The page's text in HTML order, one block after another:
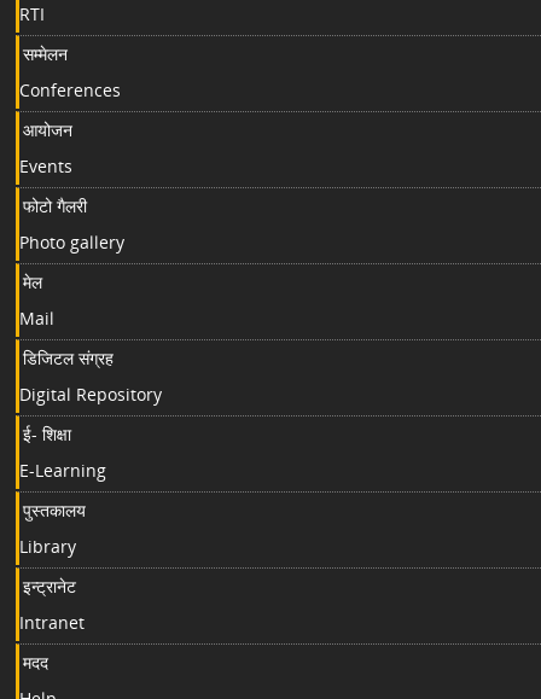
RTI
सम्मेलन
Conferences
आयोजन
Events
फोटो गैलरी
Photo gallery
मेल
Mail
डिजिटल संग्रह
Digital Repository
ई- शिक्षा
E-Learning
पुस्तकालय
Library
इन्ट्रानेट
Intranet
मदद